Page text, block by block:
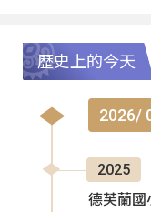
歷史上的今天
2026/
2025
德芙蘭國